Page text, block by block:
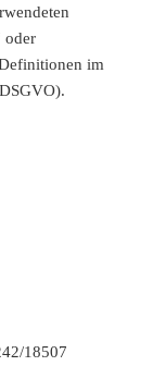
oder
im
18507